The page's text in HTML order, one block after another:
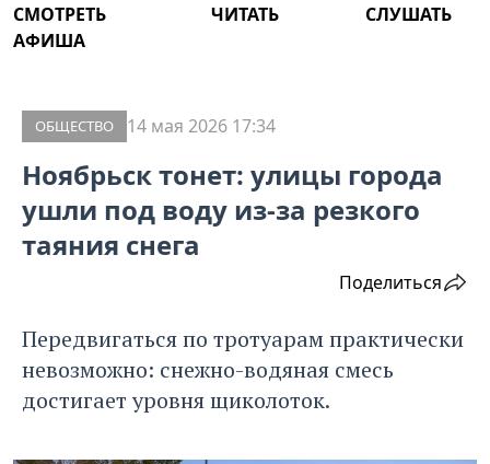
СМОТРЕТЬ ЧИТАТЬ
СЛУШАТЬ
АФИША
ОБЩЕСТВО 14 мая 2026 17:34
Ноябрьск тонет: улицы города
ушли под воду из-за резкого
таяния снега
Поделиться
Передвигаться по тротуарам практически
невозможно: снежно-водяная смесь
достигает уровня щиколоток.